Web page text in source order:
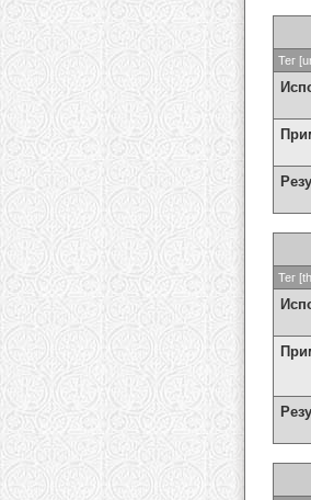
Тег
Тег